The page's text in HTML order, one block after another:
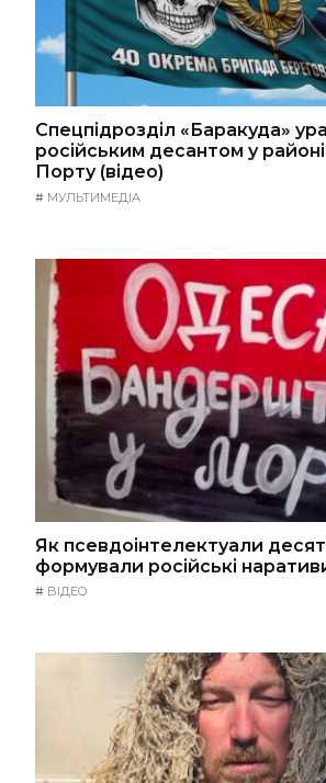
Спецпідрозділ «Баракуда»
російським десантом у районі
Порту (відео)
# МУЛЬТИМЕДІА
Як псевдоінтелектуали
формували російські
# ВІДЕО